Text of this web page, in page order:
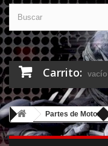
Carrito: vacío
Partes de Motor